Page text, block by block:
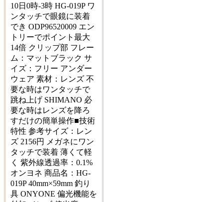
10日0時-3時 HG-019P ワ
ンタッチで眼鏡に装着
でき ODP96520009 エン
トリーでポイント最大
14倍 クリップ部 フレー
ム：マットブラック サ
イズ：フリー アンダー
ウェア 素材：レンズ 不
要な時はワンタッチで
跳ね上げ SHIMANO 必
要な時はレンズを降ろ
すだけの簡単操作■技術
特性 参考サイズ：レン
ズ 2156円 メガネにワン
タッチで装着 薄くて軽
く 紫外線透過率：0.1%
オンヨネ 商品名：HG-
019P 40mm×59mm 釣り
具 ONYONE 偏光機能を